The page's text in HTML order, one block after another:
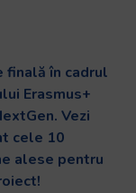
finală în cadrul
Erasmus+
Vezi
cele 10
alese pentru